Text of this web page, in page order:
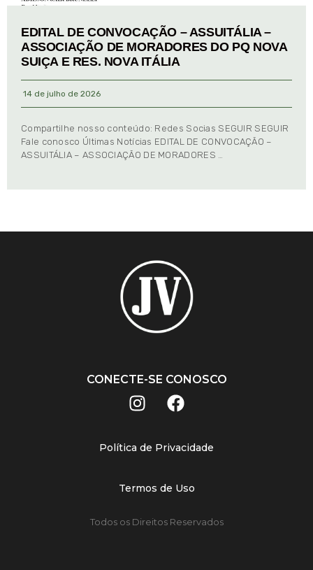
EDITAL DE CONVOCAÇÃO – ASSUITÁLIA –
ASSOCIAÇÃO DE MORADORES DO PQ NOVA
SUIÇA E RES. NOVA ITÁLIA
14 de julho de 2026
Compartilhe nosso conteúdo: Redes Socias SEGUIR SEGUIR
Fale conosco Últimas Notícias EDITAL DE CONVOCAÇÃO –
ASSUITÁLIA – ASSOCIAÇÃO DE MORADORES …
CONECTE-SE CONOSCO
Política de Privacidade
Termos de Uso
Todos os Direitos Reservados